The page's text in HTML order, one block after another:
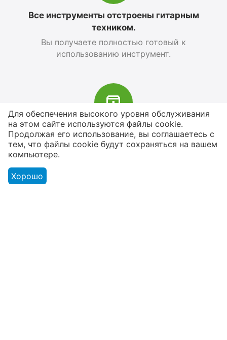
Все инструменты отстроены гитарным
техником.
Вы получаете полностью готовый к
использованию инструмент.
В наличии более 4000 наименований
товаров
От расходников до сценического
Для обеспечения высокого уровня обслуживания
на этом сайте используются файлы cookie.
Продолжая его использование, вы соглашаетесь с
тем, что файлы cookie будут сохраняться на вашем
компьютере.
Хорошо